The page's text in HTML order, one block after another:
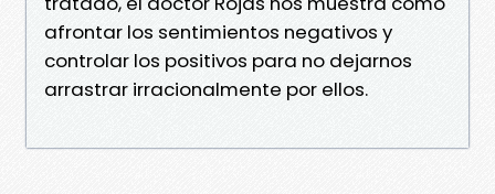
afrontar los sentimientos negativos y
controlar los positivos para no dejarnos
arrastrar irracionalmente por ellos.